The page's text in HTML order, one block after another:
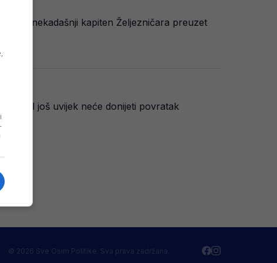
nekadašnji kapiten Željezničara preuzet
duel još uvijek neće donijeti povratak
© 2026 Sve Osim Politike. Sva prava zadržana.